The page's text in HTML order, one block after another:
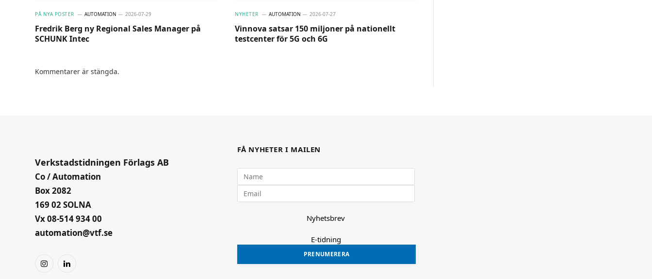
PÅ NYA POSTER AUTOMATION 2026-07-29
Fredrik Berg ny Regional Sales Manager på
SCHUNK Intec
NYHETER AUTOMATION 2026-07-27
Vinnova satsar 150 miljoner på nationellt
testcenter för 5G och 6G
Kommentarer är stängda.
Verkstadstidningen Förlags AB
Co / Automation
Box 2082
169 02 SOLNA
Vx 08-514 934 00
automation@vtf.se
InstagramLinkedIn
FÅ NYHETER I MAILEN
Nyhetsbrev
E-tidning
PRENUMERERA